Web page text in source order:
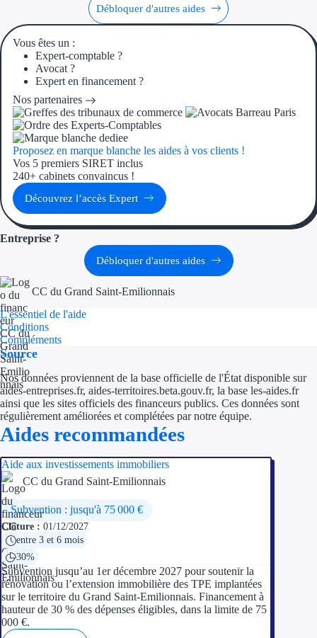
Aides Région
Aides Région
Couvertures
Aides Européennes
FAQ
Blog
Débloquer d'autres aides
Vous êtes un :
Expert-comptable ?
Avocat ?
Expert en financement ?
Nos partenaires
Proposez en marque blanche les aides à vos clients !
Vos 5 premiers SIRET inclus
240+ cabinets convaincus !
Découvrez l’accès Expert
Entreprise ?
Débloquer d'autres aides
CC du Grand Saint-Emilionnais
L'essentiel de l'aide
Conditions
Compléments
Source
Nos données proviennent de la base officielle de l'État disponible sur
aides-entreprises.fr, aides-territoires.beta.gouv.fr, la base les-aides.fr
ainsi que les sites officiels des financeurs publics. Ces données sont
régulièrement améliorées et complétées par notre équipe.
Aides recommandées
Aide aux investissements immobiliers
CC du Grand Saint-Emilionnais
Subvention : jusqu'à 75 000 €
Clôture : 01/12/2027
entre 3 et 6 mois
30%
Subvention jusqu’au 1er décembre 2027 pour soutenir la
rénovation ou l’extension immobilière des TPE implantées
sur le territoire du Grand Saint-Emilionnais. Financement à
hauteur de 30 % des dépenses éligibles, dans la limite de 75
000 €.